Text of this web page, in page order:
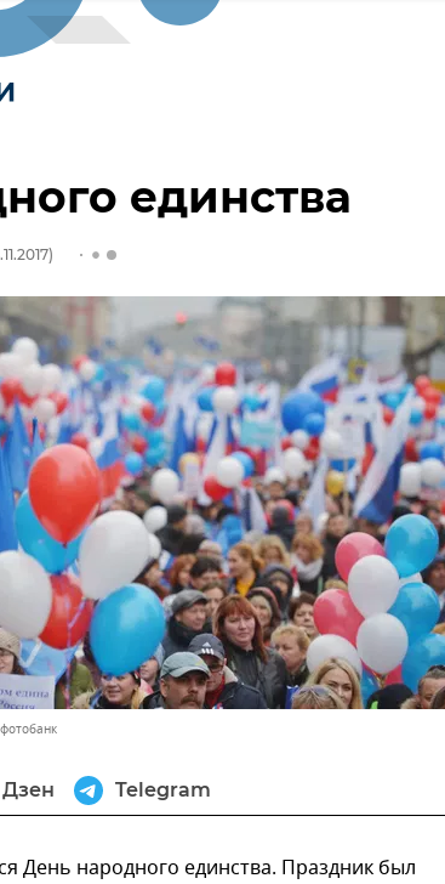
единства
Дзен Telegram
День народного единства. Праздник был